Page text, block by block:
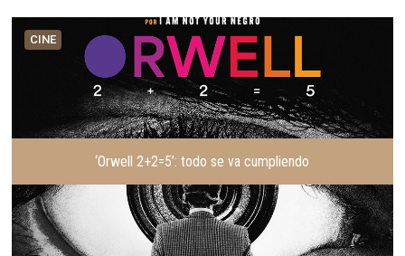
CINE
‘Orwell 2+2=5’: todo se va cumpliendo